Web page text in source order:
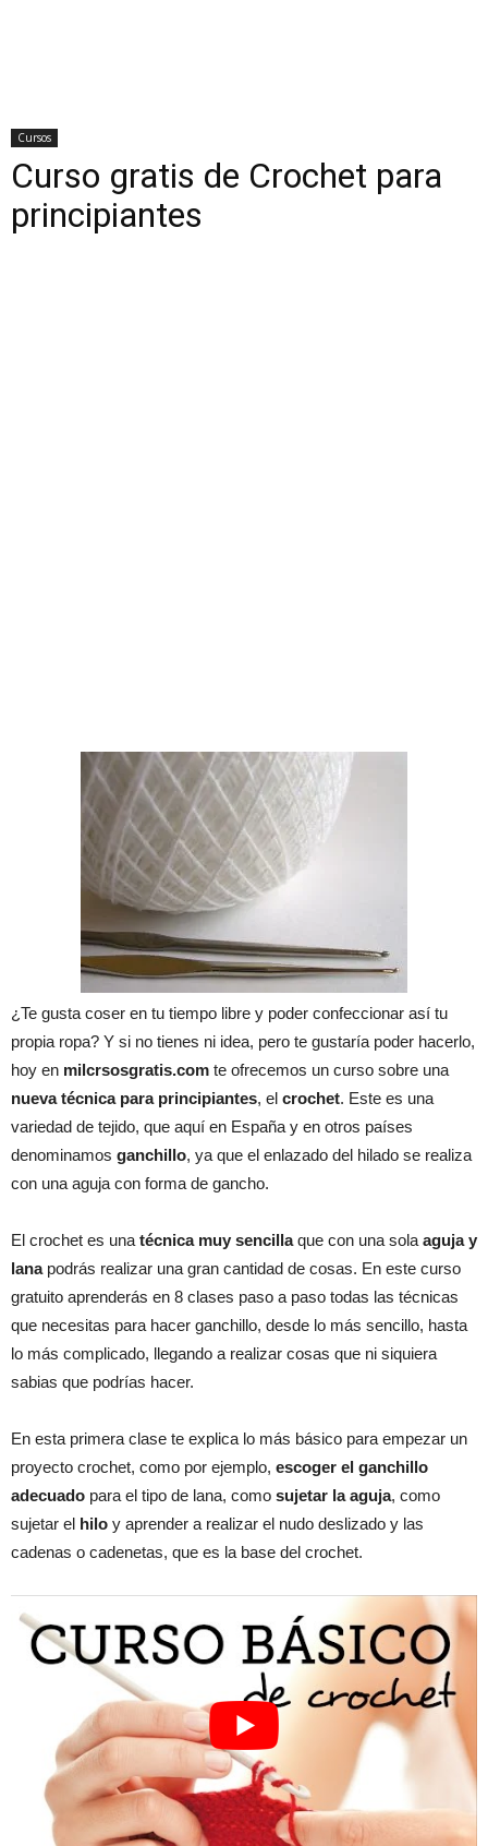
Cursos
Curso gratis de Crochet para
principiantes
¿Te gusta coser en tu tiempo libre y poder confeccionar así tu
propia ropa? Y si no tienes ni idea, pero te gustaría poder hacerlo,
hoy en milcrsosgratis.com te ofrecemos un curso sobre una
nueva técnica para principiantes, el crochet. Este es una
variedad de tejido, que aquí en España y en otros países
denominamos ganchillo, ya que el enlazado del hilado se realiza
con una aguja con forma de gancho.
El crochet es una técnica muy sencillaque con una sola aguja y
lanapodrás realizar una gran cantidad de cosas. En este curso
gratuito aprenderás en 8 clases paso a paso todas las técnicas
que necesitas para hacer ganchillo, desde lo más sencillo, hasta
lo más complicado, llegando a realizar cosas que ni siquiera
sabias que podrías hacer.
En esta primera clase te explica lo más básico para empezar un
proyecto crochet, como por ejemplo, escoger el ganchillo
adecuado para el tipo de lana, como sujetar la aguja, como
sujetar el hilo y aprender a realizar el nudo deslizado y las
cadenas o cadenetas, que es la base del crochet.